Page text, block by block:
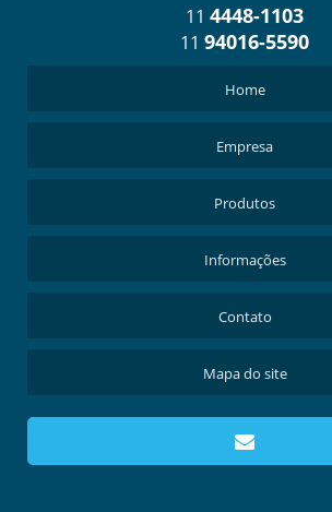
11 4448-1103
11 94016-5590
Home
Empresa
Produtos
Informações
Contato
Mapa do site